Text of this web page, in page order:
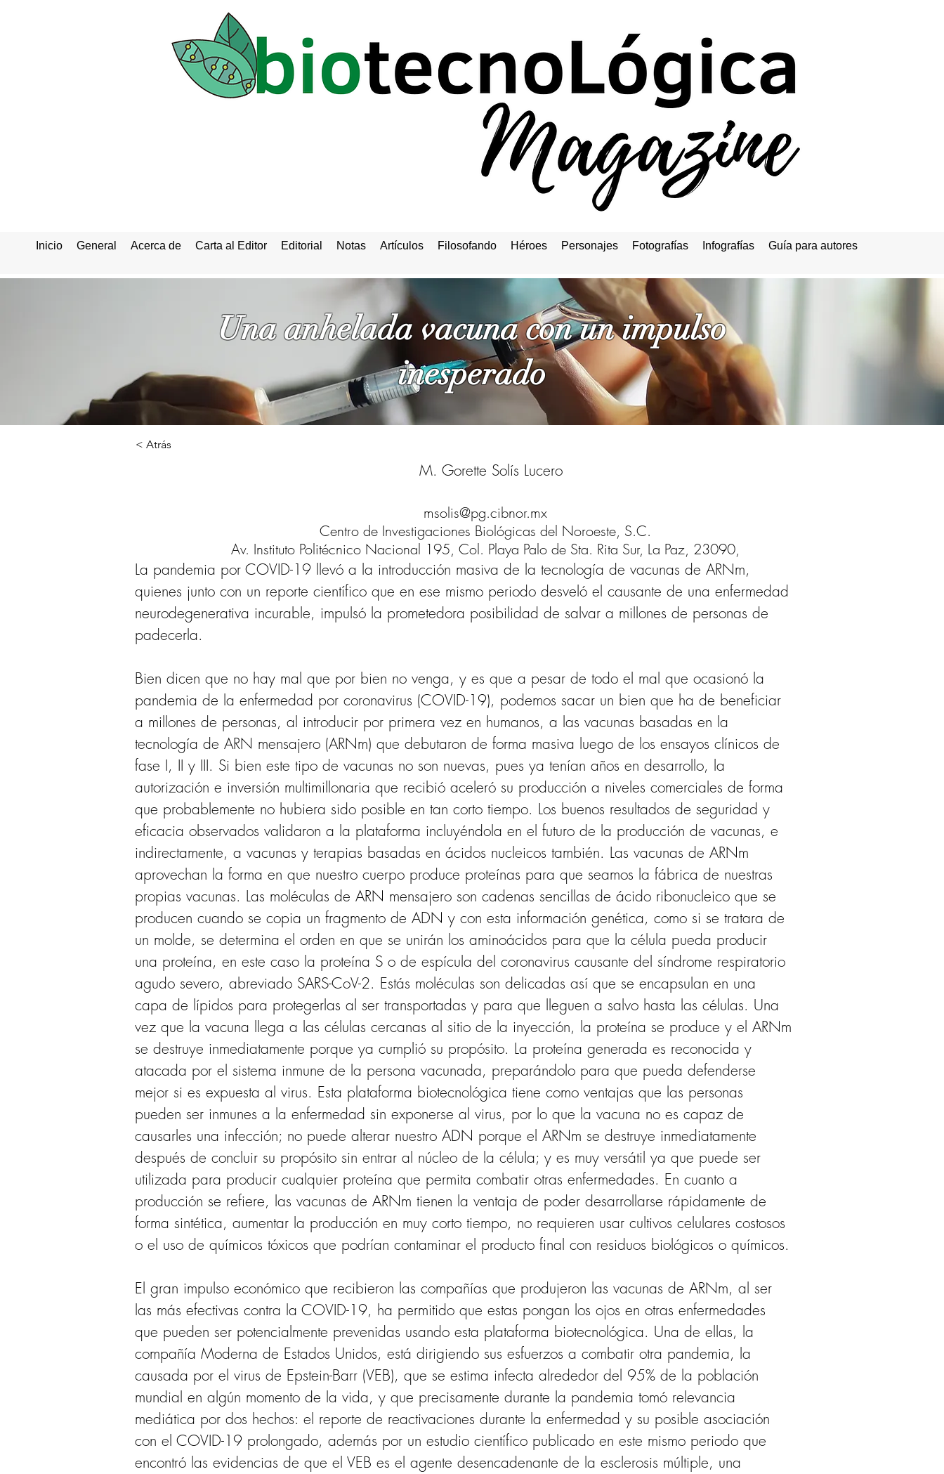
Inicio General Acerca de Carta al Editor Editorial Notas Artículos Filosofando Héroes Personajes Fotografías Infografías Guía para autores
Una anhelada vacuna con un impulso
inesperado
< Atrás
M. Gorette Solís Lucero
msolis@pg.cibnor.mx
Centro de Investigaciones Biológicas del Noroeste, S.C.
Av. Instituto Politécnico Nacional 195, Col. Playa Palo de Sta. Rita Sur, La Paz, 23090,
B.C.S., México
La pandemia por COVID-19 llevó a la introducción masiva de la tecnología de vacunas de ARNm,
quienes junto con un reporte científico que en ese mismo periodo desveló el causante de una enfermedad
neurodegenerativa incurable, impulsó la prometedora posibilidad de salvar a millones de personas de
padecerla.
Bien dicen que no hay mal que por bien no venga, y es que a pesar de todo el mal que ocasionó la
pandemia de la enfermedad por coronavirus (COVID-19), podemos sacar un bien que ha de beneficiar
a millones de personas, al introducir por primera vez en humanos, a las vacunas basadas en la
tecnología de ARN mensajero (ARNm) que debutaron de forma masiva luego de los ensayos clínicos de
fase I, II y III. Si bien este tipo de vacunas no son nuevas, pues ya tenían años en desarrollo, la
autorización e inversión multimillonaria que recibió aceleró su producción a niveles comerciales de forma
que probablemente no hubiera sido posible en tan corto tiempo. Los buenos resultados de seguridad y
eficacia observados validaron a la plataforma incluyéndola en el futuro de la producción de vacunas, e
indirectamente, a vacunas y terapias basadas en ácidos nucleicos también. Las vacunas de ARNm
aprovechan la forma en que nuestro cuerpo produce proteínas para que seamos la fábrica de nuestras
propias vacunas. Las moléculas de ARN mensajero son cadenas sencillas de ácido ribonucleico que se
producen cuando se copia un fragmento de ADN y con esta información genética, como si se tratara de
un molde, se determina el orden en que se unirán los aminoácidos para que la célula pueda producir
una proteína, en este caso la proteína S o de espícula del coronavirus causante del síndrome respiratorio
agudo severo, abreviado SARS-CoV-2. Estás moléculas son delicadas así que se encapsulan en una
capa de lípidos para protegerlas al ser transportadas y para que lleguen a salvo hasta las células. Una
vez que la vacuna llega a las células cercanas al sitio de la inyección, la proteína se produce y el ARNm
se destruye inmediatamente porque ya cumplió su propósito. La proteína generada es reconocida y
atacada por el sistema inmune de la persona vacunada, preparándolo para que pueda defenderse
mejor si es expuesta al virus. Esta plataforma biotecnológica tiene como ventajas que las personas
pueden ser inmunes a la enfermedad sin exponerse al virus, por lo que la vacuna no es capaz de
causarles una infección; no puede alterar nuestro ADN porque el ARNm se destruye inmediatamente
después de concluir su propósito sin entrar al núcleo de la célula; y es muy versátil ya que puede ser
utilizada para producir cualquier proteína que permita combatir otras enfermedades. En cuanto a
producción se refiere, las vacunas de ARNm tienen la ventaja de poder desarrollarse rápidamente de
forma sintética, aumentar la producción en muy corto tiempo, no requieren usar cultivos celulares costosos
o el uso de químicos tóxicos que podrían contaminar el producto final con residuos biológicos o químicos.
El gran impulso económico que recibieron las compañías que produjeron las vacunas de ARNm, al ser
las más efectivas contra la COVID-19, ha permitido que estas pongan los ojos en otras enfermedades
que pueden ser potencialmente prevenidas usando esta plataforma biotecnológica. Una de ellas, la
compañía Moderna de Estados Unidos, está dirigiendo sus esfuerzos a combatir otra pandemia, la
causada por el virus de Epstein-Barr (VEB), que se estima infecta alrededor del 95% de la población
mundial en algún momento de la vida, y que precisamente durante la pandemia tomó relevancia
mediática por dos hechos: el reporte de reactivaciones durante la enfermedad y su posible asociación
con el COVID-19 prolongado, además por un estudio científico publicado en este mismo periodo que
encontró las evidencias de que el VEB es el agente desencadenante de la esclerosis múltiple, una